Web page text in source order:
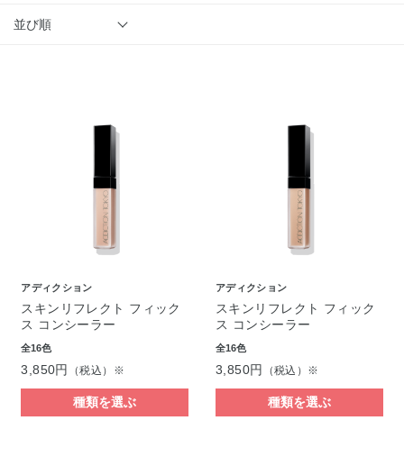
並び順
アディクション
スキンリフレクト フィック
ス コンシーラー
全16色
3,850円 （税込）※
種類を選ぶ
アディクション
スキンリフレクト フィック
ス コンシーラー
全16色
3,850円 （税込）※
種類を選ぶ